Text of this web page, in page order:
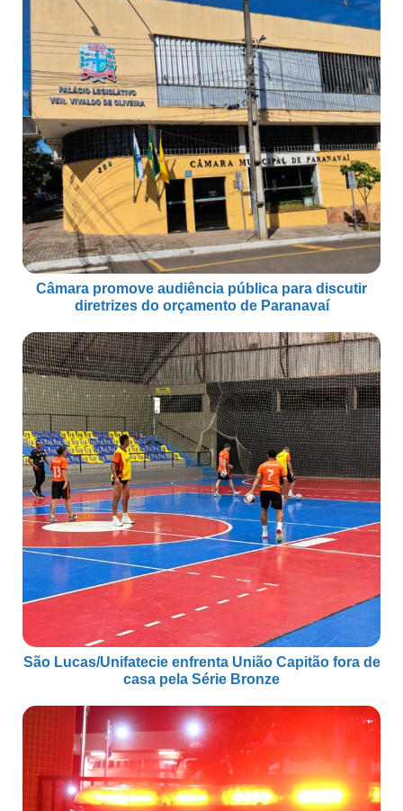
Câmara promove audiência pública para discutir
diretrizes do orçamento de Paranavaí
São Lucas/Unifatecie enfrenta União Capitão fora de
casa pela Série Bronze